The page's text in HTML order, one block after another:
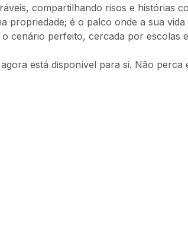
compartilhando risos e histórias
propriedade; é o palco onde a sua
cenário perfeito, cercada por escolas
está disponível para si. Não perca